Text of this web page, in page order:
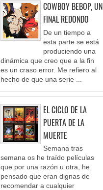
COWBOY BEBOP, UN
FINAL REDONDO
De un tiempo a
esta parte se está
produciendo una
dinámica que creo que a la fin
es un craso error. Me refiero al
hecho de que una serie ...
EL CICLO DE LA
PUERTA DE LA
MUERTE
Semana tras
semana os he traído películas
que por una razón u otra, he
pensado que eran dignas de
recomendar a cualquier